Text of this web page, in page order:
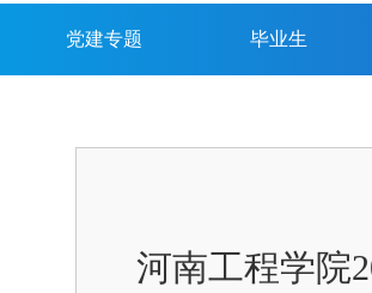
党建专题 毕业生
河南工程学院